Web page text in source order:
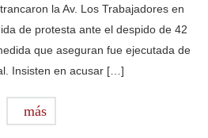
la Av. Los Trabajadores en
de protesta ante el despido de 42
que aseguran fue ejecutada de
Insisten en acusar […]
más